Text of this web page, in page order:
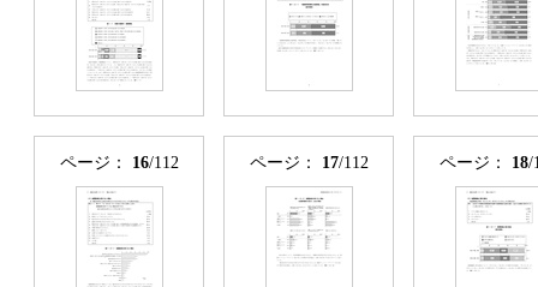
ページ： 16/112 ページ： 17/112 ページ： 18/